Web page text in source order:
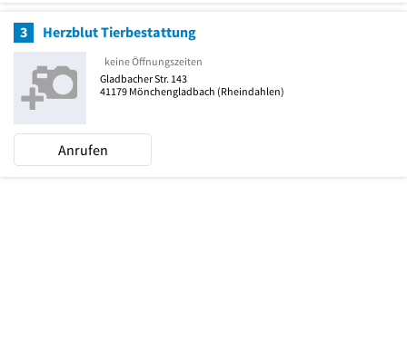
3 Herzblut Tierbestattung
keine Öffnungszeiten
Gladbacher Str. 143
41179 Mönchengladbach (Rheindahlen)
Anrufen